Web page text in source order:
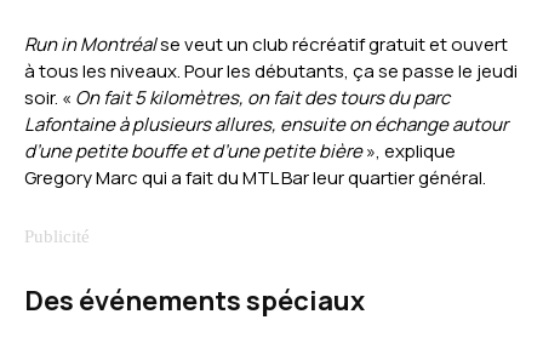
Run in Montréalse veut un club récréatif gratuit et ouvert
à tous les niveaux. Pour les débutants, ça se passe le jeudi
soir. « On fait 5 kilomètres, on fait des tours du parc
Lafontaine à plusieurs allures, ensuite on échange autour
d’une petite bouffe et d’une petite bière», explique
Gregory Marc qui a fait du MTL Bar leur quartier général.
Des événements spéciaux